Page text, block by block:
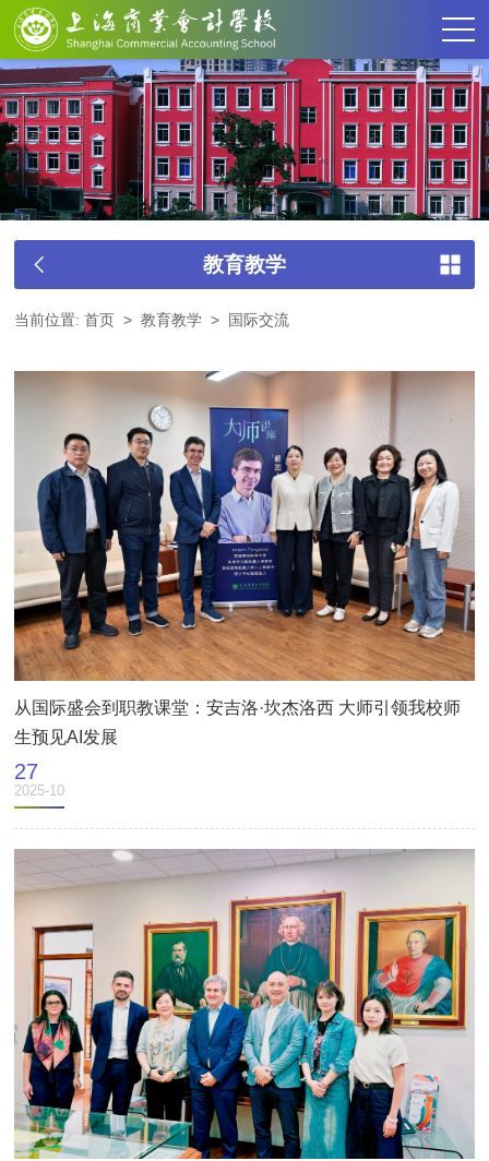
教育教学
当前位置:首页 >教育教学 > 国际交流
从国际盛会到职教课堂：安吉洛·坎杰洛西 大师引领我校师
生预见AI发展
27
2025-10